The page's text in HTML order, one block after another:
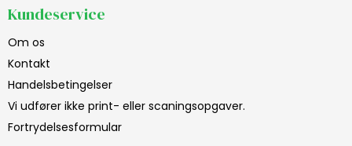
Kundeservice
Om os
Kontakt
Handelsbetingelser
Vi udfører ikke print- eller scaningsopgaver.
Fortrydelsesformular